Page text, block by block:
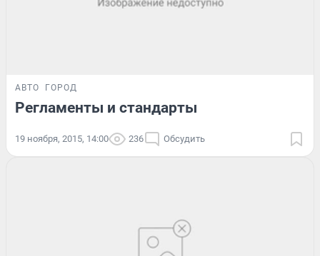
АВТО ГОРОД
Регламенты и стандарты
19 ноября, 2015, 14:00 236 Обсудить